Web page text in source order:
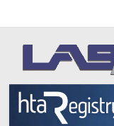
to
content